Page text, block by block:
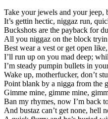
Take your jewels and your jeep,
It’s gettin hectic, niggaz run,
Buckshots are the payback for
All you niggaz on the block tryin
Best wear a vest or get open like,
I’ll run up on you mad deep;
I’m steady pumpin bullets in
Wake up, motherfucker, don’t
Point blank by a nigga from the
Gimme mine, gimme mine,
Ban my rhymes, now I’m back
And bustaz can’t get none, hell